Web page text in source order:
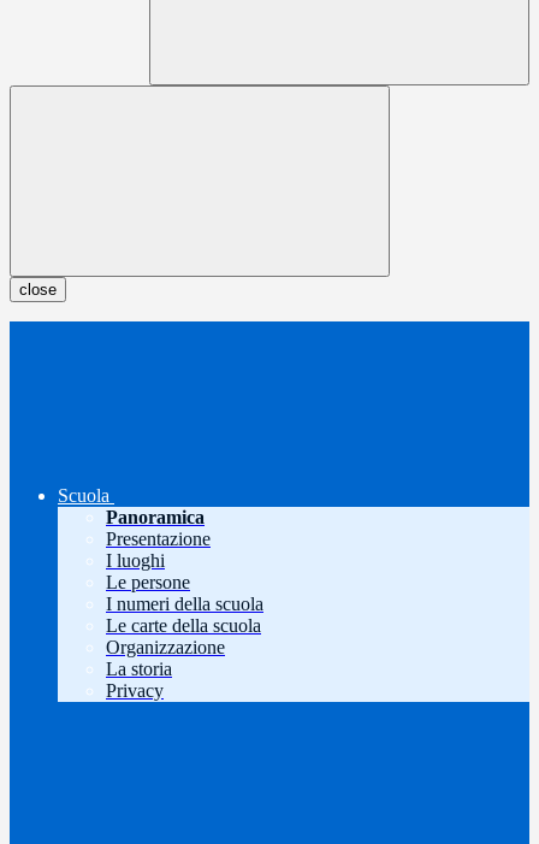
close
Scuola
Panoramica
Presentazione
I luoghi
Le persone
I numeri della scuola
Le carte della scuola
Organizzazione
La storia
Privacy